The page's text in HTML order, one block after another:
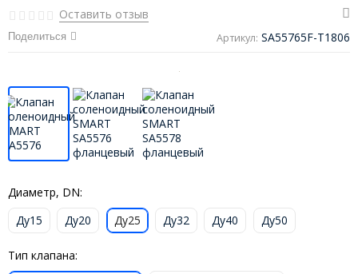
Оставить отзыв
Поделиться Артикул: SA55765F-T1806
Диаметр, DN:
Ду15
Ду20 Ду25 Ду32 Ду40 Ду50
Тип клапана: